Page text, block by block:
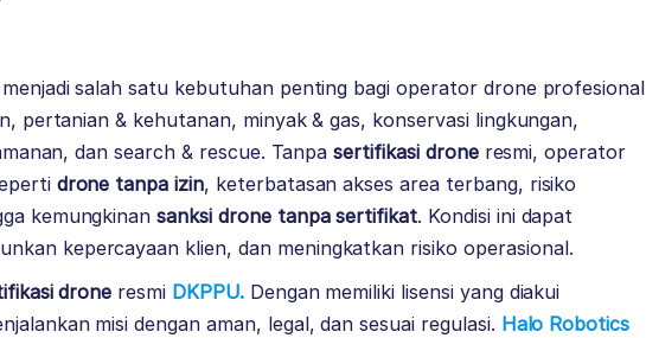
menjadi salah satu kebutuhan penting bagi operator drone profesional
pertanian & kehutanan, minyak & gas, konservasi lingkungan,
dan search & rescue. Tanpasertifikasi droneresmi, operator
drone tanpa izin, keterbatasan akses area terbang, risiko
kemungkinansanksi drone tanpa sertifikat. Kondisi ini dapat
kepercayaan klien, dan meningkatkan risiko operasional.
drone resmi DKPPU.Dengan memiliki lisensi yang diakui
misi dengan aman, legal, dan sesuai regulasi. Halo Robotics